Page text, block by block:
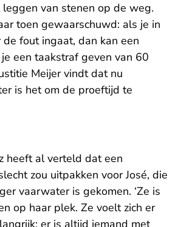
van stenen op de weg.
toen gewaarschuwd: als je in
fout ingaat, dan kan een
een taakstraf geven van 60
Meijer vindt dat nu
is het om de proeftijd te
heeft al verteld dat een
zou uitpakken voor José, die
vaarwater is gekomen. ‘Ze is
op haar plek. Ze voelt zich er
er is altijd iemand met